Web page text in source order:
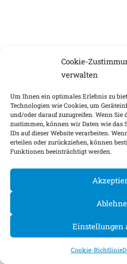
Cookie-
verwalten
Um Ihnen ein optimales Erlebnis zu
Technologien wie Cookies, um
und/oder darauf zuzugreifen. Wenn Sie
zustimmen, können wir Daten wie das
IDs auf dieser Website verarbeiten.
erteilen oder zurückziehen, können
Funktionen beeinträchtigt werden.
Einstellungen
Cookie-Richtlinie